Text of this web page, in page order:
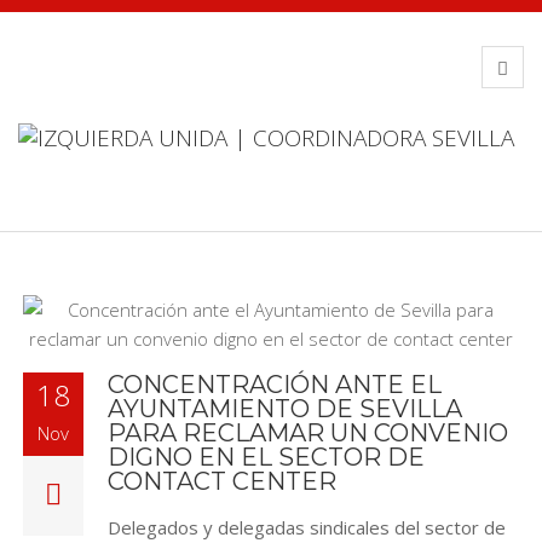
18
Nov
CONCENTRACIÓN ANTE EL
AYUNTAMIENTO DE SEVILLA
PARA RECLAMAR UN CONVENIO
DIGNO EN EL SECTOR DE
CONTACT CENTER
Delegados y delegadas sindicales del sector de